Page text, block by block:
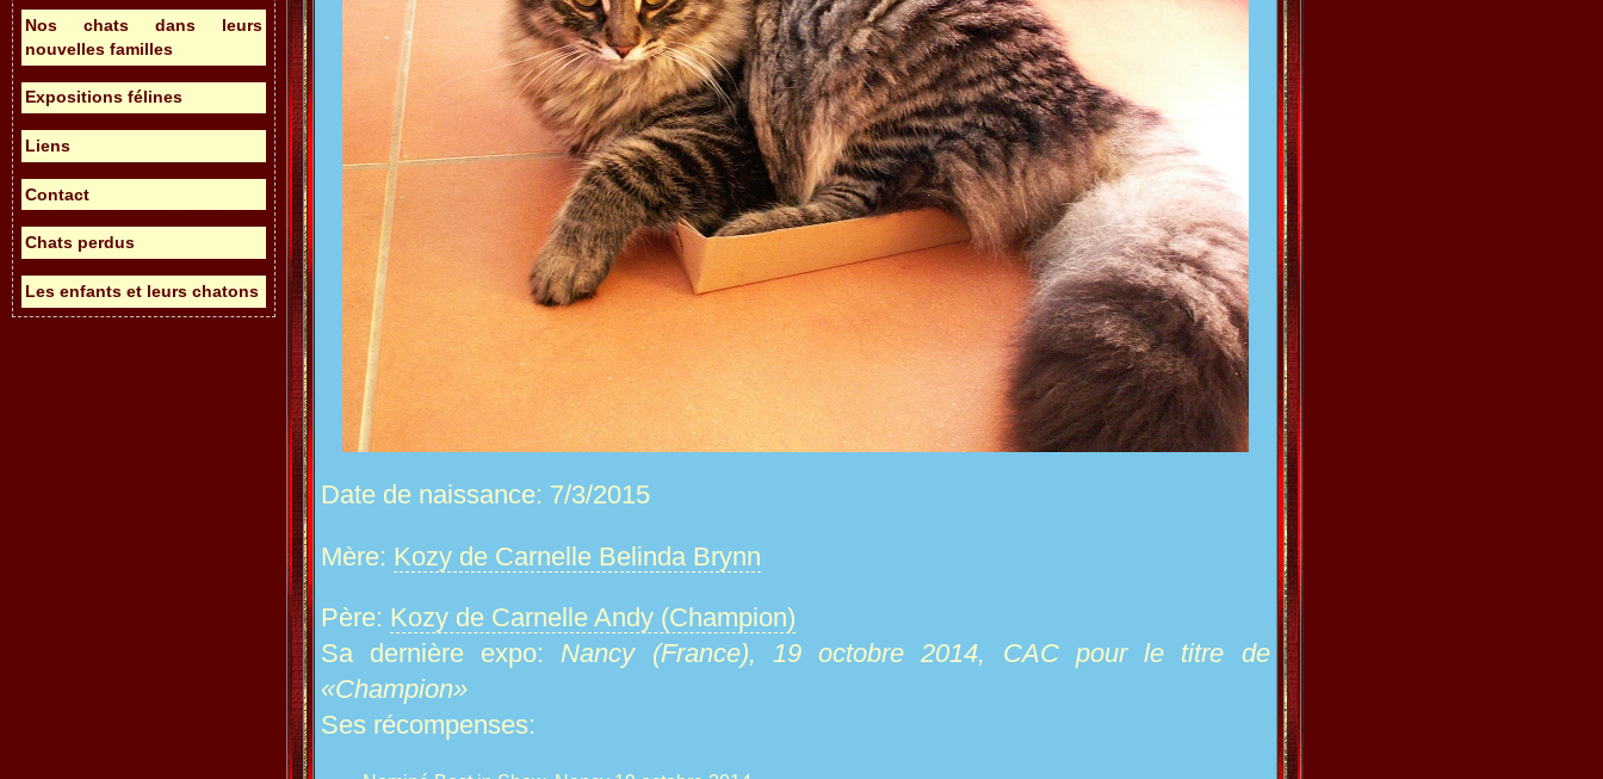
Nos chats dans leurs
nouvelles familles
Expositions félines
Liens
Contact
Chats perdus
Les enfants et leurs chatons
Date de naissance: 7/3/2015
Mère: Kozy de Carnelle Belinda Brynn
Père: Kozy de Carnelle Andy (Champion)
Sa dernière expo:Nancy (France), 19 octobre 2014, CAC pour le titre de
«Champion»
Ses récompenses: